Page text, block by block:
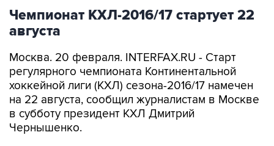
Чемпионат КХЛ-2016/17 стартует 22
августа
Москва. 20 февраля. INTERFAX.RU - Старт
регулярного чемпионата Континентальной
хоккейной лиги (КХЛ) сезона-2016/17 намечен
на 22 августа, сообщил журналистам в Москве
в субботу президент КХЛ Дмитрий
Чернышенко.